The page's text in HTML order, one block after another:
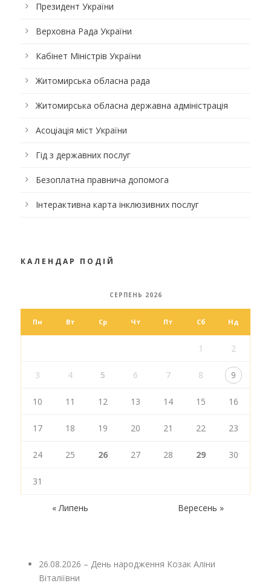
Президент України
Верховна Рада України
Кабінет Міністрів України
Житомирська обласна рада
Житомирська обласна державна адміністрація
Асоціація міст України
Гід з державних послуг
Безоплатна правнича допомога
Інтерактивна карта інклюзивних послуг
КАЛЕНДАР ПОДІЙ
СЕРПЕНЬ 2026
Пн Вт Ср Чт Пт Сб Нд
1 2
3 4 5 6 7 8 9
10 11 12 13 14 15 16
17 18 19 20 21 22 23
24 25 26 27 28 29 30
31
« Липень Вересень »
26.08.2026 – День народження Козак Аліни
Віталіївни